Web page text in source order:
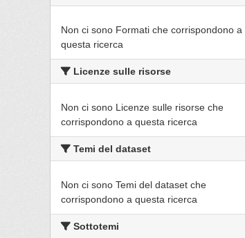
Non ci sono Formati che corrispondono a
questa ricerca
Licenze sulle risorse
Non ci sono Licenze sulle risorse che
corrispondono a questa ricerca
Temi del dataset
Non ci sono Temi del dataset che
corrispondono a questa ricerca
Sottotemi